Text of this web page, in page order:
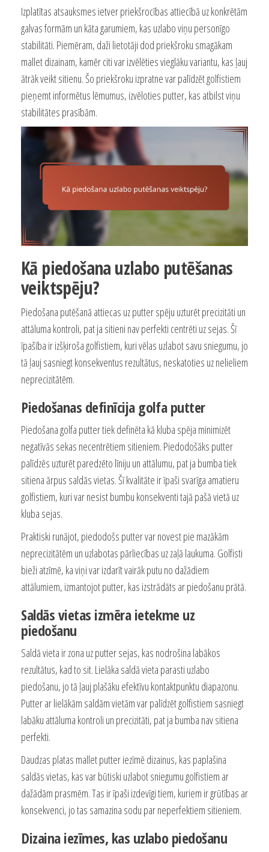
Izplatītas atsauksmes ietver priekšrocības attiecībā uz konkrētām
galvas formām un kāta garumiem, kas uzlabo viņu personīgo
stabilitāti. Piemēram, daži lietotāji dod priekšroku smagākam
mallet dizainam, kamēr citi var izvēlēties vieglāku variantu, kas ļauj
ātrāk veikt sitienu. Šo priekšroku izpratne var palīdzēt golfistiem
pieņemt informētus lēmumus, izvēloties putter, kas atbilst viņu
stabilitātes prasībām.
Kā piedošana uzlabo putēšanas
veiktspēju?
Piedošana putēšanā attiecas uz putter spēju uzturēt precizitāti un
attāluma kontroli, pat ja sitieni nav perfekti centrēti uz sejas. Šī
īpašība ir izšķiroša golfistiem, kuri vēlas uzlabot savu sniegumu, jo
tā ļauj sasniegt konsekventus rezultātus, neskatoties uz nelieliem
neprecizitātēm.
Piedošanas definīcija golfa putter
Piedošana golfa putter tiek definēta kā kluba spēja minimizēt
negatīvās sekas necentrētiem sitieniem. Piedodošāks putter
palīdzēs uzturēt paredzēto līniju un attālumu, pat ja bumba tiek
sitiena ārpus saldās vietas. Šī kvalitāte ir īpaši svarīga amatieru
golfistiem, kuri var nesist bumbu konsekventi tajā pašā vietā uz
kluba sejas.
Praktiski runājot, piedodošs putter var novest pie mazākām
neprecizitātēm un uzlabotas pārliecības uz zaļā laukuma. Golfisti
bieži atzīmē, ka viņi var izdarīt vairāk putu no dažādiem
attālumiem, izmantojot putter, kas izstrādāts ar piedošanu prātā.
Saldās vietas izmēra ietekme uz
piedošanu
Saldā vieta ir zona uz putter sejas, kas nodrošina labākos
rezultātus, kad to sit. Lielāka saldā vieta parasti uzlabo
piedošanu, jo tā ļauj plašāku efektīvu kontaktpunktu diapazonu.
Putter ar lielākām saldām vietām var palīdzēt golfistiem sasniegt
labāku attāluma kontroli un precizitāti, pat ja bumba nav sitiena
perfekti.
Daudzas platas mallet putter iezīmē dizainus, kas paplašina
saldās vietas, kas var būtiski uzlabot sniegumu golfistiem ar
dažādām prasmēm. Tas ir īpaši izdevīgi tiem, kuriem ir grūtības ar
konsekvenci, jo tas samazina sodu par neperfektiem sitieniem.
Dizaina iezīmes, kas uzlabo piedošanu